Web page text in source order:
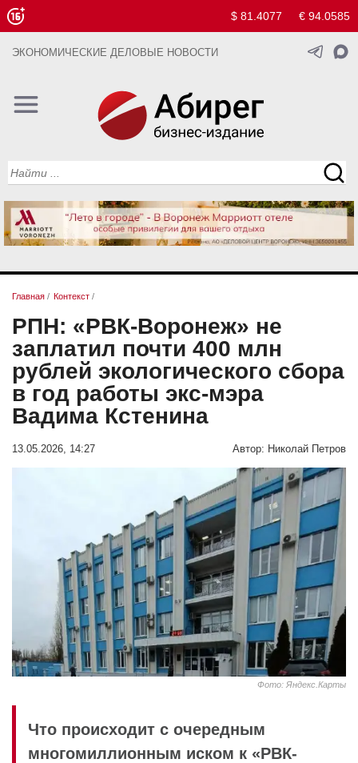
$ 81.4077 € 94.0585
ЭКОНОМИЧЕСКИЕ ДЕЛОВЫЕ НОВОСТИ
Главная / Контекст /
РПН: «РВК-Воронеж» не
заплатил почти 400 млн
рублей экологического сбора
в год работы экс-мэра
Вадима Кстенина
13.05.2026, 14:27 Автор: Николай Петров
Фото: Яндекс.Карты
Что происходит с очередным
многомиллионным иском к «РВК-